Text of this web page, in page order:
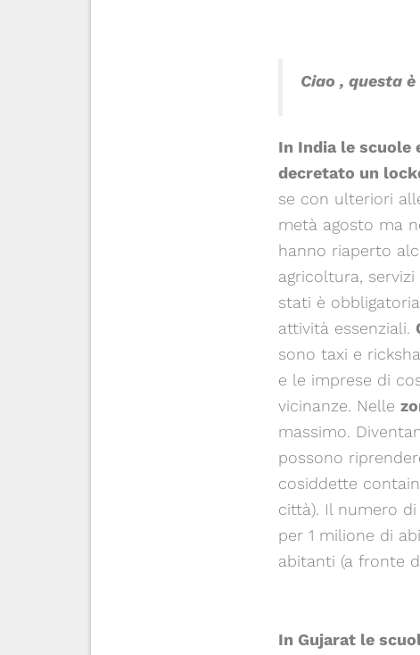
Ciao , questa
In India le scuole
decretato un
se con ulteriori
metà agosto ma
hanno riaperto
agricoltura,
stati è
attività essenziali.
sono taxi e
e le imprese di
vicinanze. Nelle
massimo.
possono
cosiddette
città). Il numero
per 1 milione di
abitanti (a fronte
In Gujarat le